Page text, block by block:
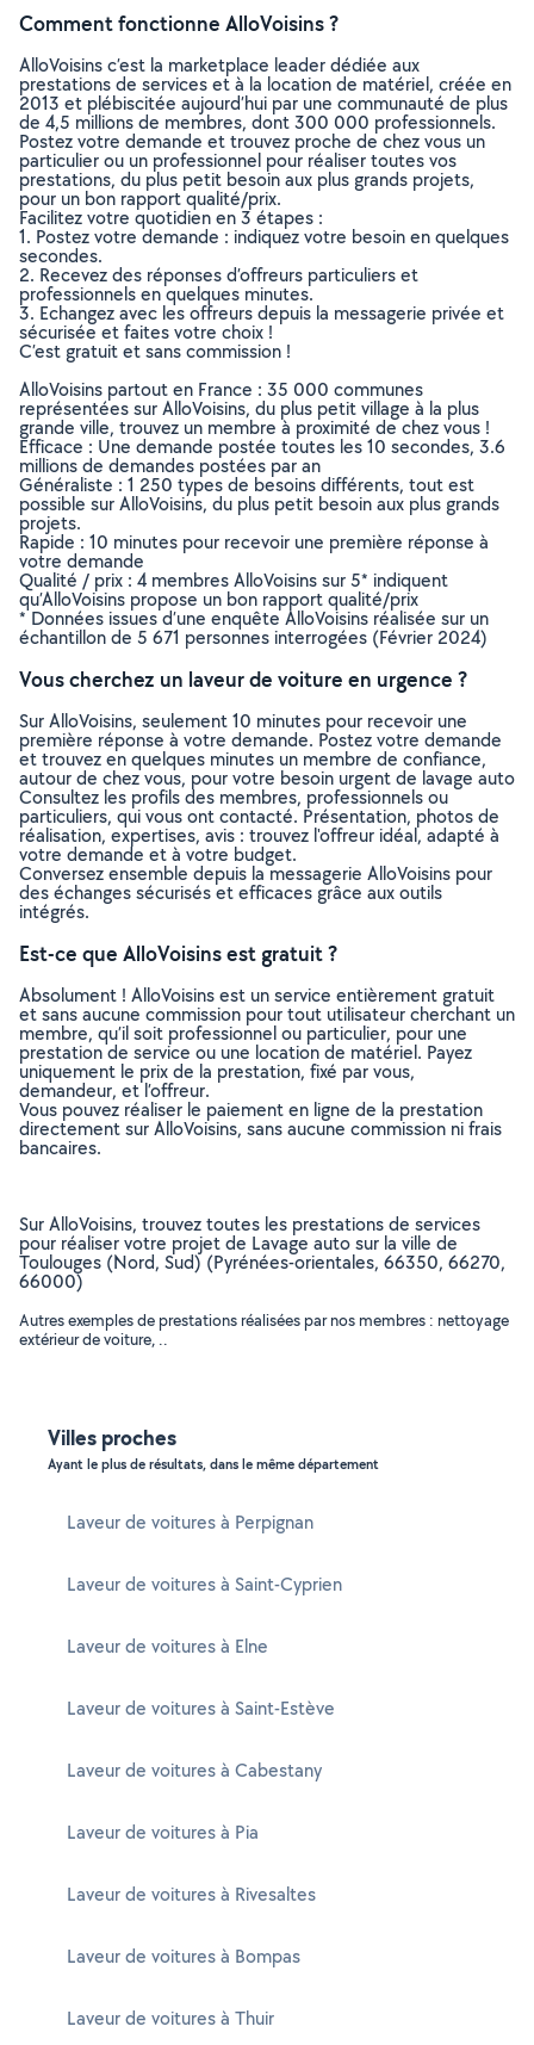
Comment fonctionne AlloVoisins ?
AlloVoisins c’est la marketplace leader dédiée aux
prestations de services et à la location de matériel, créée en
2013 et plébiscitée aujourd’hui par une communauté de plus
de 4,5 millions de membres, dont 300 000 professionnels.
Postez votre demande et trouvez proche de chez vous un
particulier ou un professionnel pour réaliser toutes vos
prestations, du plus petit besoin aux plus grands projets,
pour un bon rapport qualité/prix.
Facilitez votre quotidien en 3 étapes :
1. Postez votre demande : indiquez votre besoin en quelques
secondes.
2. Recevez des réponses d’offreurs particuliers et
professionnels en quelques minutes.
3. Echangez avec les offreurs depuis la messagerie privée et
sécurisée et faites votre choix !
C’est gratuit et sans commission !
AlloVoisins partout en France : 35 000 communes
représentées sur AlloVoisins, du plus petit village à la plus
grande ville, trouvez un membre à proximité de chez vous !
Efficace : Une demande postée toutes les 10 secondes, 3.6
millions de demandes postées par an
Généraliste : 1 250 types de besoins différents, tout est
possible sur AlloVoisins, du plus petit besoin aux plus grands
projets.
Rapide : 10 minutes pour recevoir une première réponse à
votre demande
Qualité / prix : 4 membres AlloVoisins sur 5* indiquent
qu’AlloVoisins propose un bon rapport qualité/prix
* Données issues d’une enquête AlloVoisins réalisée sur un
échantillon de 5 671 personnes interrogées (Février 2024)
Vous cherchez un laveur de voiture en urgence ?
Sur AlloVoisins, seulement 10 minutes pour recevoir une
première réponse à votre demande. Postez votre demande
et trouvez en quelques minutes un membre de confiance,
autour de chez vous, pour votre besoin urgent de lavage auto
Consultez les profils des membres, professionnels ou
particuliers, qui vous ont contacté. Présentation, photos de
réalisation, expertises, avis : trouvez l'offreur idéal, adapté à
votre demande et à votre budget.
Conversez ensemble depuis la messagerie AlloVoisins pour
des échanges sécurisés et efficaces grâce aux outils
intégrés.
Est-ce que AlloVoisins est gratuit ?
Absolument ! AlloVoisins est un service entièrement gratuit
et sans aucune commission pour tout utilisateur cherchant un
membre, qu’il soit professionnel ou particulier, pour une
prestation de service ou une location de matériel. Payez
uniquement le prix de la prestation, fixé par vous,
demandeur, et l’offreur.
Vous pouvez réaliser le paiement en ligne de la prestation
directement sur AlloVoisins, sans aucune commission ni frais
bancaires.
Sur AlloVoisins, trouvez toutes les prestations de services
pour réaliser votre projet de Lavage auto sur la ville de
Toulouges (Nord, Sud) (Pyrénées-orientales, 66350, 66270,
66000)
Autres exemples de prestations réalisées par nos membres : nettoyage
extérieur de voiture, ..
Villes proches
Ayant le plus de résultats, dans le même département
Laveur de voitures à Perpignan
Laveur de voitures à Saint-Cyprien
Laveur de voitures à Elne
Laveur de voitures à Saint-Estève
Laveur de voitures à Cabestany
Laveur de voitures à Pia
Laveur de voitures à Rivesaltes
Laveur de voitures à Bompas
Laveur de voitures à Thuir